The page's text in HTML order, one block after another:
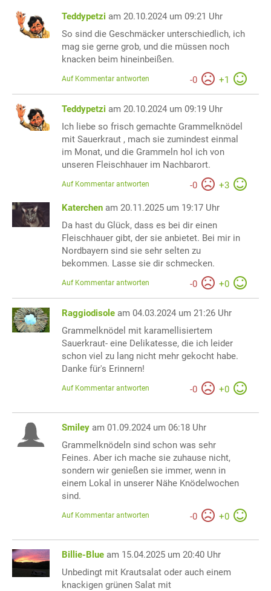
Teddypetzi am 20.10.2024 um 09:21 Uhr
So sind die Geschmäcker unterschiedlich, ich
mag sie gerne grob, und die müssen noch
knacken beim hineinbeißen.
-0 +1
Auf Kommentar antworten
Teddypetzi am 20.10.2024 um 09:19 Uhr
Ich liebe so frisch gemachte Grammelknödel
mit Sauerkraut , mach sie zumindest einmal
im Monat, und die Grammeln hol ich von
unseren Fleischhauer im Nachbarort.
-0 +3
Auf Kommentar antworten
Katerchen am 20.11.2025 um 19:17 Uhr
Da hast du Glück, dass es bei dir einen
Fleischhauer gibt, der sie anbietet. Bei mir in
Nordbayern sind sie sehr selten zu
bekommen. Lasse sie dir schmecken.
-0 +0
Auf Kommentar antworten
Raggiodisole am 04.03.2024 um 21:26 Uhr
Grammelknödel mit karamellisiertem
Sauerkraut- eine Delikatesse, die ich leider
schon viel zu lang nicht mehr gekocht habe.
Danke für's Erinnern!
-0 +0
Auf Kommentar antworten
Smiley am 01.09.2024 um 06:18 Uhr
Grammelknödeln sind schon was sehr
Feines. Aber ich mache sie zuhause nicht,
sondern wir genießen sie immer, wenn in
einem Lokal in unserer Nähe Knödelwochen
sind.
-0 +0
Auf Kommentar antworten
Billie-Blue am 15.04.2025 um 20:40 Uhr
Unbedingt mit Krautsalat oder auch einem
knackigen grünen Salat mit